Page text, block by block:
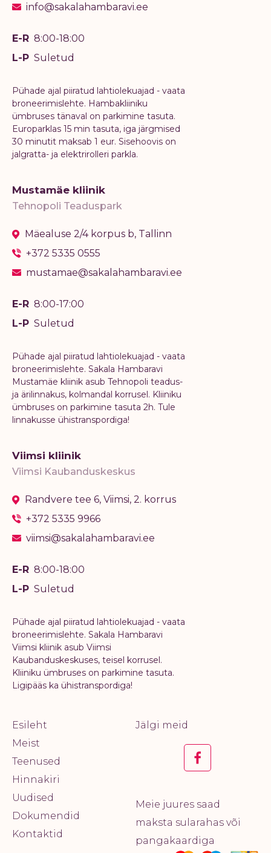
info@sakalahambaravi.ee
E-R 8:00-18:00
L-P Suletud
Pühade ajal piiratud lahtiolekuajad - vaata
broneerimislehte. Hambakliiniku
ümbruses tänaval on parkimine tasuta.
Europarklas 15 min tasuta, iga järgmised
30 minutit maksab 1 eur. Sisehoovis on
jalgratta- ja elektrirolleri parkla.
Mustamäe kliinik
Tehnopoli Teaduspark
Mäealuse 2/4 korpus b, Tallinn
+372 5335 0555
mustamae@sakalahambaravi.ee
E-R 8:00-17:00
L-P Suletud
Pühade ajal piiratud lahtiolekuajad - vaata
broneerimislehte. Sakala Hambaravi
Mustamäe kliinik asub Tehnopoli teadus-
ja ärilinnakus, kolmandal korrusel. Kliiniku
ümbruses on parkimine tasuta 2h. Tule
linnakusse ühistranspordiga!
Viimsi kliinik
Viimsi Kaubanduskeskus
Randvere tee 6, Viimsi, 2. korrus
+372 5335 9966
viimsi@sakalahambaravi.ee
E-R 8:00-18:00
L-P Suletud
Pühade ajal piiratud lahtiolekuajad - vaata
broneerimislehte. Sakala Hambaravi
Viimsi kliinik asub Viimsi
Kaubanduskeskuses, teisel korrusel.
Kliiniku ümbruses on parkimine tasuta.
Ligipääs ka ühistranspordiga!
Esileht
Meist
Teenused
Hinnakiri
Uudised
Dokumendid
Kontaktid
Jälgi meid
Meie juures saad
maksta sularahas või
pangakaardiga